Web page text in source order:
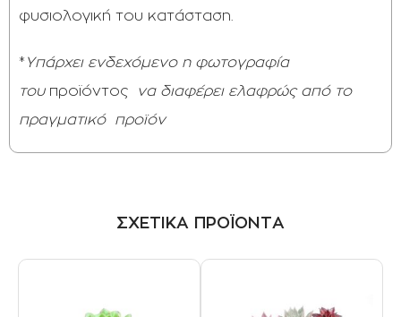
φυσιολογική του κατάσταση.
* Υπάρχει ενδεχόμενο η φωτογραφία
του προϊόντος
να διαφέρει ελαφρώς από το
πραγματικό
προϊόν
ΣΧΕΤΙΚΑ ΠΡΟΪΟΝΤΑ